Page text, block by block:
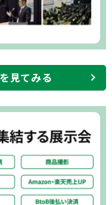
見てみる